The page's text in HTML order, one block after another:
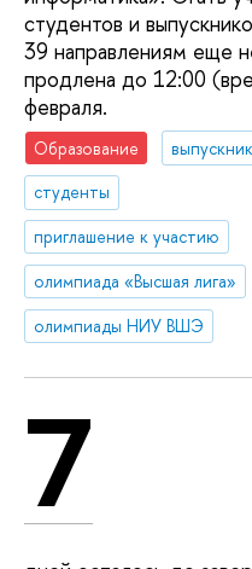
студентов и
39 направлениям еще
продлена до 12:00
февраля.
Образование
студенты
приглашение к участию
олимпиада «Высшая лига»
олимпиады НИУ ВШЭ
7